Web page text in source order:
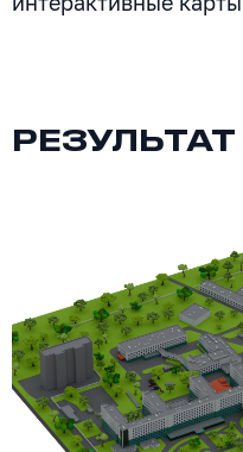
РЕЗУЛЬТАТ